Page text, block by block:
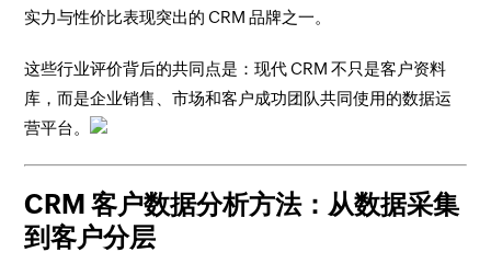
实力与性价比表现突出的 CRM 品牌之一。
这些行业评价背后的共同点是：现代 CRM 不只是客户资料
库，而是企业销售、市场和客户成功团队共同使用的数据运
营平台。
CRM 客户数据分析方法：从数据采集
到客户分层